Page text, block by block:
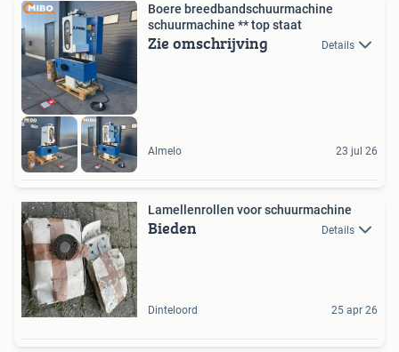
Boere breedbandschuurmachine
schuurmachine ** top staat
Zie omschrijving Details
Almelo 23 jul 26
Lamellenrollen voor schuurmachine
Bieden Details
Dinteloord 25 apr 26